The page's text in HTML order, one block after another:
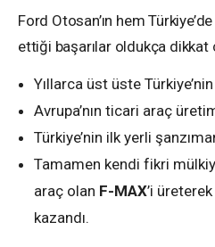
Ford Otosan’ın hem
ettiği başarılar oldukça dikkat
Yıllarca üst üste
Avrupa’nın ticari araç
Türkiye’nin ilk yerli
Tamamen kendi fikri
araç olan F-MAX’i
kazandı.